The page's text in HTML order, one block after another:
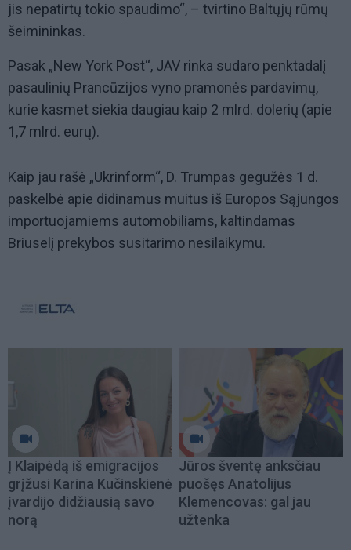
jis nepatirtų tokio spaudimo“, – tvirtino Baltųjų rūmų
šeimininkas.
Pasak „New York Post“, JAV rinka sudaro penktadalį
pasaulinių Prancūzijos vyno pramonės pardavimų,
kurie kasmet siekia daugiau kaip 2 mlrd. dolerių (apie
1,7 mlrd. eurų).
Kaip jau rašė „Ukrinform“, D. Trumpas gegužės 1 d.
paskelbė apie didinamus muitus iš Europos Sąjungos
importuojamiems automobiliams, kaltindamas
Briuselį prekybos susitarimo nesilaikymu.
Į Klaipėdą iš emigracijos
grįžusi Karina Kučinskienė
įvardijo didžiausią savo
norą
Jūros šventę anksčiau
puošęs Anatolijus
Klemencovas: gal jau
užtenka